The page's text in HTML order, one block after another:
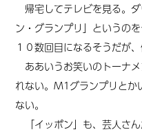
帰宅してテレビを見る。
ン・グランプリ」というの
１０数回目になるそうだが
ああいうお笑いのトーナ
れない。M1グランプリとか
ない。
「イッポン」も、芸人さ